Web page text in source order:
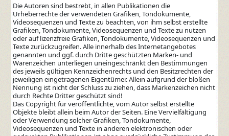
Die Autoren sind bestrebt, in allen Publikationen die
Urheberrechte der verwendeten Grafiken, Tondokumente,
Videosequenzen und Texte zu beachten, von ihm selbst erstellte
Grafiken, Tondokumente, Videosequenzen und Texte zu nutzen
oder auf lizenzfreie Grafiken, Tondokumente, Videosequenzen und
Texte zurückzugreifen. Alle innerhalb des Internetangebotes
genannten und ggf. durch Dritte geschützten Marken- und
Warenzeichen unterliegen uneingeschränkt den Bestimmungen
des jeweils gültigen Kennzeichenrechts und den Besitzrechten der
jeweiligen eingetragenen Eigentümer. Allein aufgrund der bloßen
Nennung ist nicht der Schluss zu ziehen, dass Markenzeichen nicht
durch Rechte Dritter geschützt sind!
Das Copyright für veröffentlichte, vom Autor selbst erstellte
Objekte bleibt allein beim Autor der Seiten. Eine Vervielfältigung
oder Verwendung solcher Grafiken, Tondokumente,
Videosequenzen und Texte in anderen elektronischen oder